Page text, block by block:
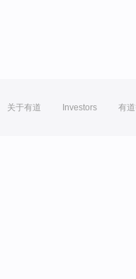
关于有道 Investors 有